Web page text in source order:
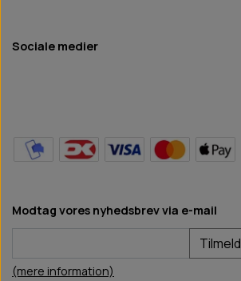
Sociale medier
Modtag vores nyhedsbrev via e-mail
Tilmeld
(mere information)